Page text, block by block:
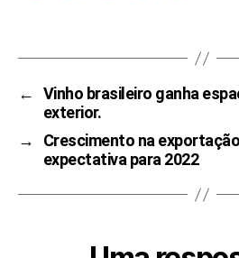
←
Vinho brasileiro ganha
exterior.
→
Crescimento na
expectativa para 2022